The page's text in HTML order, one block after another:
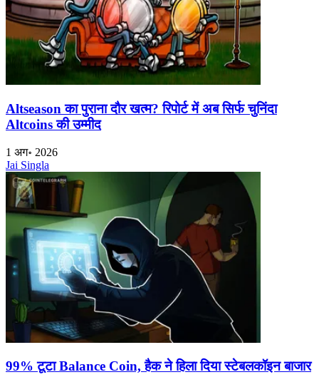
Altseason का पुराना दौर खत्म? रिपोर्ट में अब सिर्फ चुनिंदा
Altcoins की उम्मीद
1 अग॰ 2026
Jai Singla
99% टूटा Balance Coin, हैक ने हिला दिया स्टेबलकॉइन बाजार